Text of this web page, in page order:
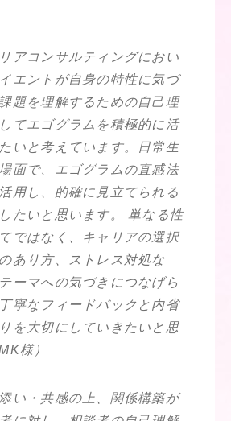
アコンサルティングにおい
エントが自身の特性に気づ
題を理解するための自己理
てエゴグラムを積極的に活
いと考えています。日常生
面で、エゴグラムの直感法
用し、的確に見立てられる
たいと思います。 単なる性
ではなく、キャリアの選択
あり方、ストレス対処な
ーマへの気づきにつなげら
寧なフィードバックと内省
を大切にしていきたいと思
様）
い・共感の上、関係構築が